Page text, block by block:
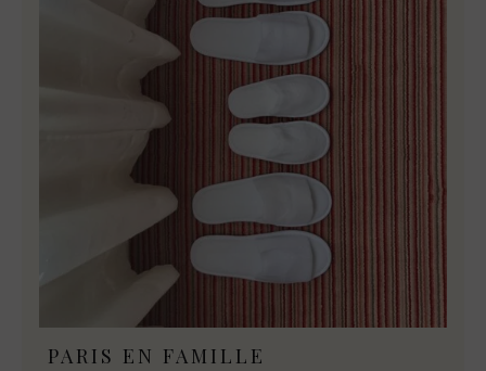
PARIS EN FAMILLE